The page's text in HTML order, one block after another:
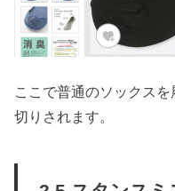
ここで普通のソックス
切りされます。